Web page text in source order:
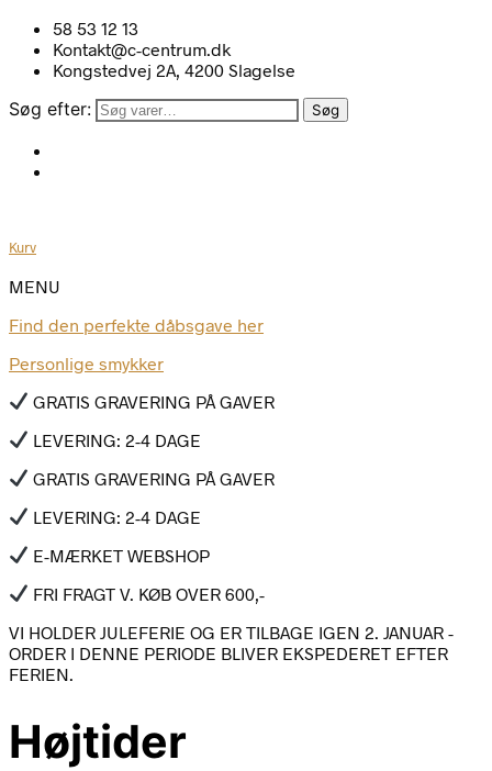
58 53 12 13
Kontakt@c-centrum.dk
Kongstedvej 2A, 4200 Slagelse
Søg efter: Søg
Kurv
MENU
Find den perfekte dåbsgave her
Personlige smykker
GRATIS GRAVERING PÅ GAVER
LEVERING: 2-4 DAGE
GRATIS GRAVERING PÅ GAVER
LEVERING: 2-4 DAGE
E-MÆRKET WEBSHOP
FRI FRAGT V. KØB OVER 600,-
VI HOLDER JULEFERIE OG ER TILBAGE IGEN 2. JANUAR -
ORDER I DENNE PERIODE BLIVER EKSPEDERET EFTER
FERIEN.
Højtider